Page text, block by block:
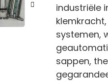
industriële
systemen,
sappen,